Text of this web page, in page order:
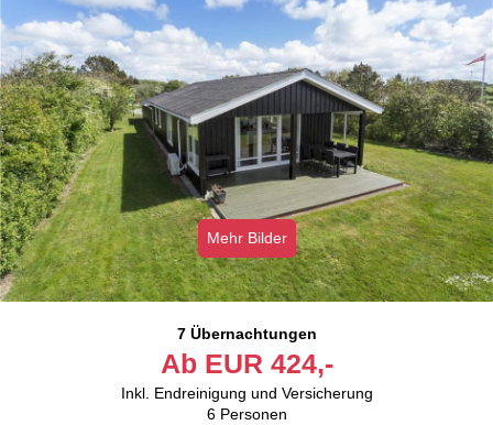
Mehr Bilder
7 Übernachtungen
Ab EUR 424,-
Inkl. Endreinigung und Versicherung
6 Personen